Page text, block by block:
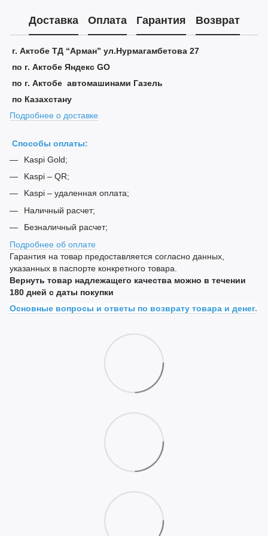
Доставка Оплата Гарантия Возврат
г. Актобе ТД “Арман” ул.Нурмагамбетова 27
по г. Актобе Яндекс GO
по г. Актобе автомашинами Газель
по Казахстану
Подробнее о доставке
Способы оплаты:
Kaspi Gold;
Kaspi – QR;
Kaspi – удаленная оплата;
Наличный расчет;
Безналичный расчет;
Подробнее об оплате
Гарантия на товар предоставляется согласно данных,
указанных в паспорте конкретного товара.
Вернуть товар надлежащего качества можно в течении
180 дней с даты покупки
Основные вопросы и ответы по возврату товара и денег.